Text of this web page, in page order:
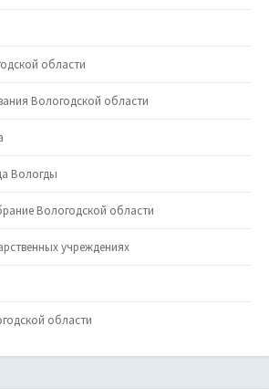
области
Вологодской области
Вологды
Вологодской области
учреждениях
области